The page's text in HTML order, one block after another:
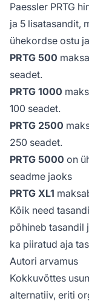
Paessler PRTG
ja 5 lisatasandit,
ühekordse ostu
PRTG 500
seadet.
PRTG 1000
100 seadet.
PRTG 2500
250 seadet.
PRTG 5000 on
seadme jaoks
PRTG XL1
Kõik need
põhineb tasandil
ka piiratud aja
Autori arvamus
Kokkuvõttes
alternatiiv, eriti